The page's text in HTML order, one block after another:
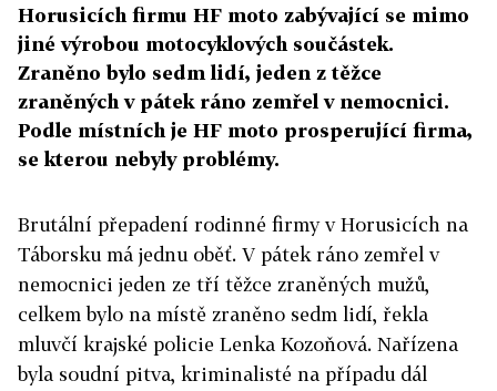
Horusicích firmu HF moto zabývající se mimo
jiné výrobou motocyklových součástek.
Zraněno bylo sedm lidí, jeden z těžce
zraněných v pátek ráno zemřel v nemocnici.
Podle místních je HF moto prosperující firma,
se kterou nebyly problémy.
Brutální přepadení rodinné firmy v Horusicích na
Táborsku má jednu oběť. V pátek ráno zemřel v
nemocnici jeden ze tří těžce zraněných mužů,
celkem bylo na místě zraněno sedm lidí, řekla
mluvčí krajské policie Lenka Kozoňová. Nařízena
byla soudní pitva, kriminalisté na případu dál